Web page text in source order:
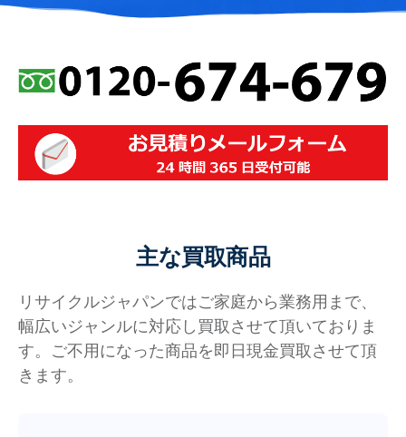
主な買取商品
リサイクルジャパンではご家庭から業務用まで、
幅広いジャンルに対応し買取させて頂いておりま
す。ご不用になった商品を即日現金買取させて頂
きます。